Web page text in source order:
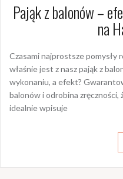
Pająk z balonów –
na
Czasami najprostsze pomysły
właśnie jest z nasz pająk z
wykonaniu, a efekt?
balonów i odrobina
idealnie wpisuje